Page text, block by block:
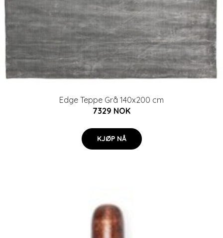
Edge Teppe Grå 140x200 cm
7329 NOK
KJØP NÅ